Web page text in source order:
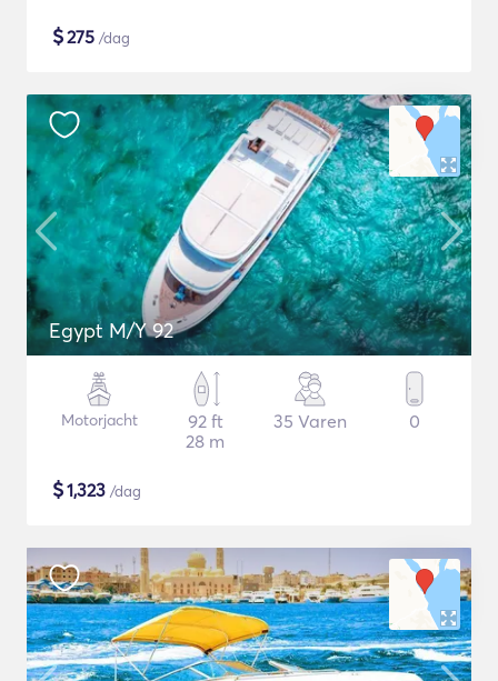
$275 /dag
Egypt M/Y 92
Motorjacht
92 ft
28 m
35 Varen 0
$1,323 /dag